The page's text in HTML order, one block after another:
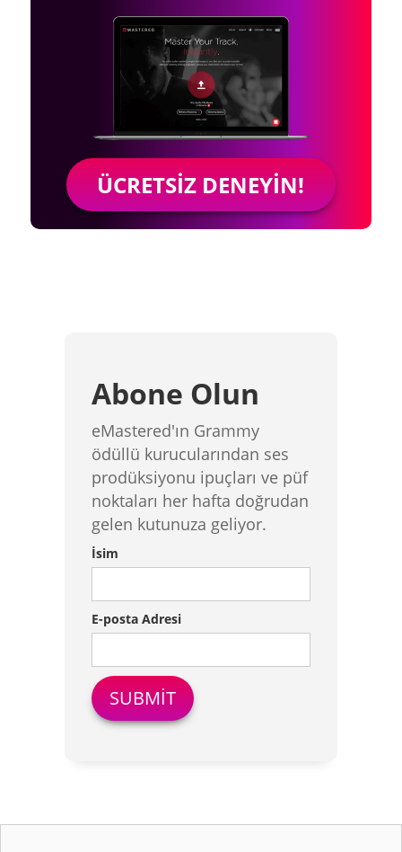
ÜCRETSIZ DENEYIN!
Abone Olun
eMastered'ın Grammy
ödüllü kurucularından ses
prodüksiyonu ipuçları ve püf
noktaları her hafta doğrudan
gelen kutunuza geliyor.
İsim
E-posta Adresi